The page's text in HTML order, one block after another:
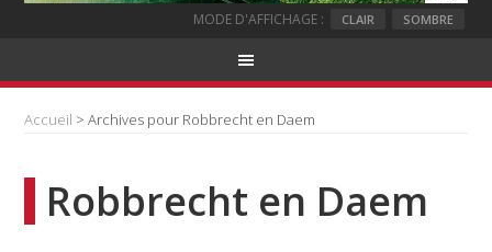
MODE D'AFFICHAGE : CLAIR SOMBRE
Accueil > Archives pour Robbrecht en Daem
Robbrecht en Daem